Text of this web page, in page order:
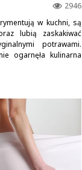
2946
w kuchni, są
lubią zaskakiwać
potrawami.
ogarnęła kulinarna